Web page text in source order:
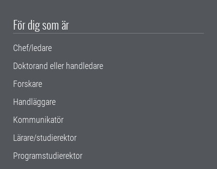
För dig som är
Chef/ledare
Doktorand eller handledare
Forskare
Handläggare
Kommunikatör
Lärare/studierektor
Programstudierektor